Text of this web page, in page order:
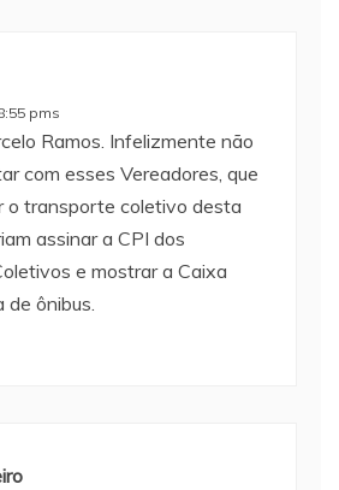
pms
Ramos. Infelizmente não
com esses Vereadores, que
o transporte coletivo desta
assinar a CPI dos
e mostrar a Caixa
de ônibus.